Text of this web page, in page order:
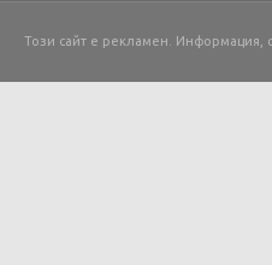
Този сайт е рекламен. Информация,